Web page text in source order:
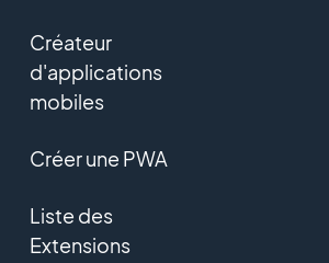
Créateur
d'applications
mobiles
Créer une PWA
Liste des
Extensions